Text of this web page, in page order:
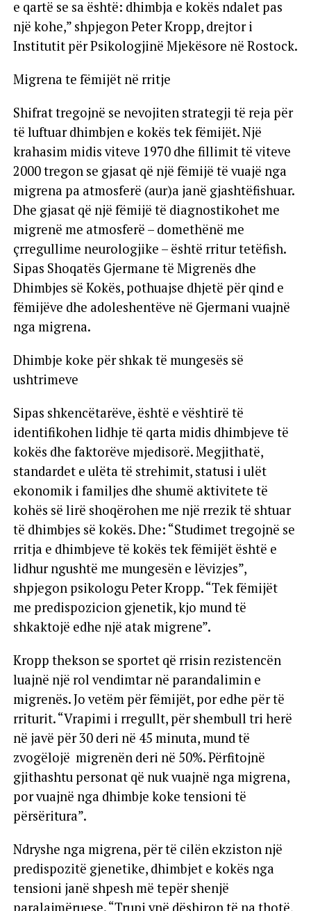
e qartë se sa është: dhimbja e kokës ndalet pas
një kohe,” shpjegon Peter Kropp, drejtor i
Institutit për Psikologjinë Mjekësore në Rostock.
Migrena te fëmijët në rritje
Shifrat tregojnë se nevojiten strategji të reja për
të luftuar dhimbjen e kokës tek fëmijët. Një
krahasim midis viteve 1970 dhe fillimit të viteve
2000 tregon se gjasat që një fëmijë të vuajë nga
migrena pa atmosferë (aur)a janë gjashtëfishuar.
Dhe gjasat që një fëmijë të diagnostikohet me
migrenë me atmosferë – domethënë me
çrregullime neurologjike – është rritur tetëfish.
Sipas Shoqatës Gjermane të Migrenës dhe
Dhimbjes së Kokës, pothuajse dhjetë për qind e
fëmijëve dhe adoleshentëve në Gjermani vuajnë
nga migrena.
Dhimbje koke për shkak të mungesës së
ushtrimeve
Sipas shkencëtarëve, është e vështirë të
identifikohen lidhje të qarta midis dhimbjeve të
kokës dhe faktorëve mjedisorë. Megjithatë,
standardet e ulëta të strehimit, statusi i ulët
ekonomik i familjes dhe shumë aktivitete të
kohës së lirë shoqërohen me një rrezik të shtuar
të dhimbjes së kokës. Dhe: “Studimet tregojnë se
rritja e dhimbjeve të kokës tek fëmijët është e
lidhur ngushtë me mungesën e lëvizjes”,
shpjegon psikologu Peter Kropp. “Tek fëmijët
me predispozicion gjenetik, kjo mund të
shkaktojë edhe një atak migrene”.
Kropp thekson se sportet që rrisin rezistencën
luajnë një rol vendimtar në parandalimin e
migrenës. Jo vetëm për fëmijët, por edhe për të
rriturit. “Vrapimi i rregullt, për shembull tri herë
në javë për 30 deri në 45 minuta, mund të
zvogëlojë migrenën deri në 50%. Përfitojnë
gjithashtu personat që nuk vuajnë nga migrena,
por vuajnë nga dhimbje koke tensioni të
përsëritura”.
Ndryshe nga migrena, për të cilën ekziston një
predispozitë gjenetike, dhimbjet e kokës nga
tensioni janë shpesh më tepër shenjë
paralajmëruese. “Trupi ynë dëshiron të na thotë,